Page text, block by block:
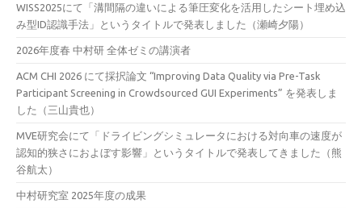
WISS2025にて「溝間隔の違いによる筆圧変化を活用したシート埋め込
み型ID認識手法」というタイトルで発表しました（瀬崎夕陽）
2026年度春 中村研 全体ゼミの講演者
ACM CHI 2026 にて採択論文 “Improving Data Quality via Pre-Task
Participant Screening in Crowdsourced GUI Experiments” を発表しま
した（三山貴也）
MVE研究会にて「ドライビングシミュレータにおける対向車の速度が
認知的狭さにおよぼす影響」というタイトルで発表してきました（熊
谷航太）
中村研究室 2025年度の成果